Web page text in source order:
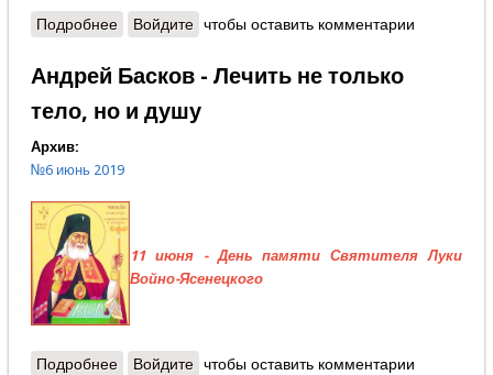
Подробнеео Протоиерей Александр Шаргунов - Быть
Войдите чтобы оставить комментарии
Андрей Басков - Лечить не только
тело, но и душу
Архив:
№6 июнь 2019
11 июня - День памяти Святителя Луки
Войно-Ясенецкого
Подробнеео Андрей Басков - Лечить не только тело, но и
Войдите чтобы оставить комментарии